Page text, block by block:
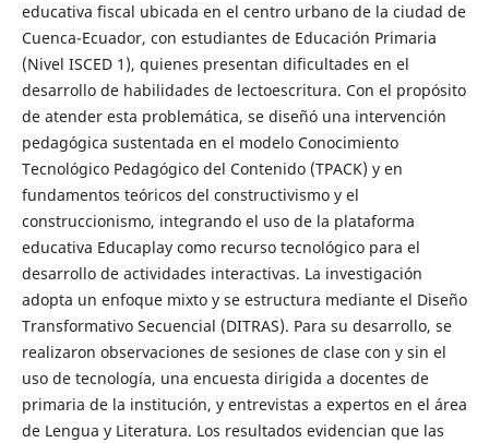
educativa fiscal ubicada en el centro urbano de la ciudad de
Cuenca-Ecuador, con estudiantes de Educación Primaria
(Nivel ISCED 1), quienes presentan dificultades en el
desarrollo de habilidades de lectoescritura. Con el propósito
de atender esta problemática, se diseñó una intervención
pedagógica sustentada en el modelo Conocimiento
Tecnológico Pedagógico del Contenido (TPACK) y en
fundamentos teóricos del constructivismo y el
construccionismo, integrando el uso de la plataforma
educativa Educaplay como recurso tecnológico para el
desarrollo de actividades interactivas. La investigación
adopta un enfoque mixto y se estructura mediante el Diseño
Transformativo Secuencial (DITRAS). Para su desarrollo, se
realizaron observaciones de sesiones de clase con y sin el
uso de tecnología, una encuesta dirigida a docentes de
primaria de la institución, y entrevistas a expertos en el área
de Lengua y Literatura. Los resultados evidencian que las